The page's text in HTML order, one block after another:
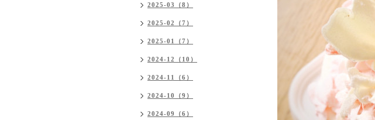
2025-03（8）
2025-02（7）
2025-01（7）
2024-12（10）
2024-11（6）
2024-10（9）
2024-09（6）